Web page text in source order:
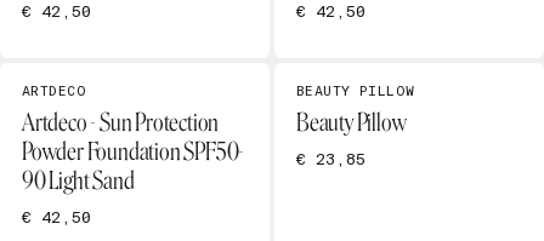
€ 42,50 € 42,50
ARTDECO
Artdeco - Sun Protection
Powder Foundation SPF50-
90 Light Sand
€ 42,50
BEAUTY PILLOW
Beauty Pillow
€ 23,85